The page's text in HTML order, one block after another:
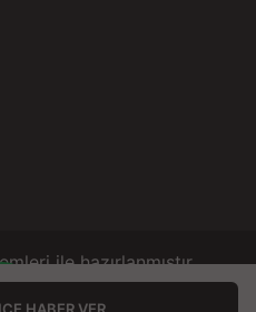
ile hazırlanmıştır.